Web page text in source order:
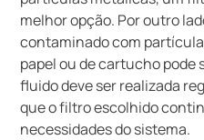
melhor opção. Por outro
contaminado com
papel ou de cartucho pode
fluido deve ser realizada
que o filtro escolhido
necessidades do sistema.